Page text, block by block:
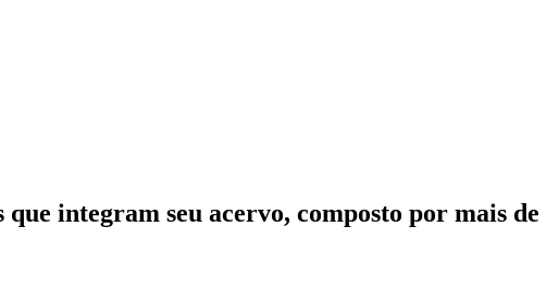
integram seu acervo, composto por mais de